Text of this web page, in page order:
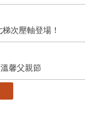
次壓軸登場！
馨父親節